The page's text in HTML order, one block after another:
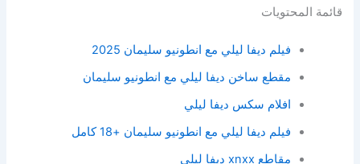
قائمة المحتويات
فيلم ديفا ليلي مع انطونيو سليمان 2025
مقطع ساخن ديفا ليلي مع انطونيو سليمان
افلام سكس ديفا ليلي
فيلم ديفا ليلي مع انطونيو سليمان +18 كامل
مقاطع xnxx ديفا ليلي